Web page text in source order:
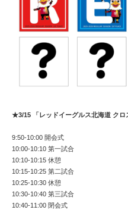
★3/15 「レッドイーグルス北海道 クロ
9:50-10:00 開会式
10:00-10:10 第一試合
10:10-10:15 休憩
10:15-10:25 第二試合
10:25-10:30 休憩
10:30-10:40 第三試合
10:40-11:00 閉会式